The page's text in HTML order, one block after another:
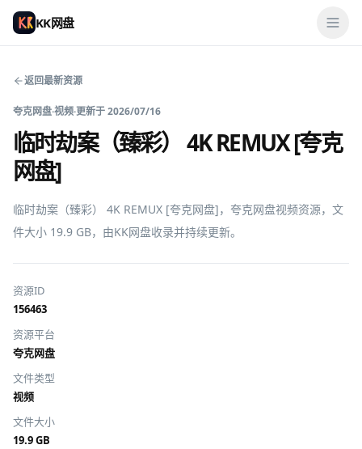
KK网盘
返回最新资源
夸克网盘·视频·更新于2026/07/16
临时劫案（臻彩） 4K REMUX [夸克
网盘]
临时劫案（臻彩） 4K REMUX [夸克网盘]，夸克网盘视频资源，文
件大小 19.9 GB，由KK网盘收录并持续更新。
资源ID
156463
资源平台
夸克网盘
文件类型
视频
文件大小
19.9 GB